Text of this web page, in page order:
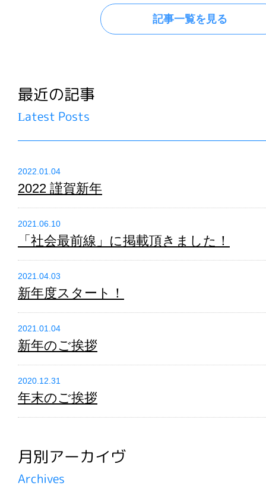
記事一覧を見る
最近の記事
Latest Posts
2022.01.04
2022 謹賀新年
2021.06.10
「社会最前線」に掲載頂きました！
2021.04.03
新年度スタート！
2021.01.04
新年のご挨拶
2020.12.31
年末のご挨拶
月別アーカイヴ
Archives